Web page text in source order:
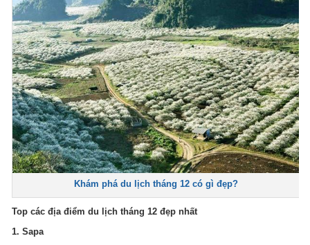
Khám phá du lịch tháng 12 có gì đẹp?
Top các địa điểm du lịch tháng 12 đẹp nhất
1. Sapa